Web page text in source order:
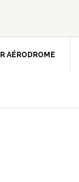
AÉRODROME